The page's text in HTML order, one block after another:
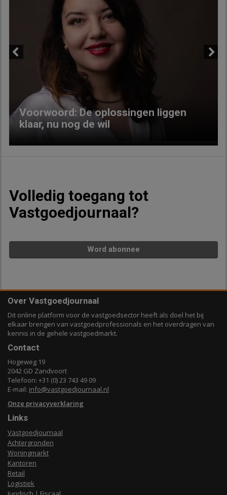
Voorwoord: De oplossingen liggen
klaar, nu nog de wil
Volledig toegang tot
Vastgoedjournaal?
Word abonnee
Over Vastgoedjournaal
Dit online platform voor de vastgoedsector heeft als doel het bij
elkaar brengen van vastgoedprofessionals en het overdragen van
kennis in de gehele vastgoedmarkt.
Contact
Hogeweg 19
2042 GD Zandvoort
Telefoon: +31 (0) 23 743 49 09
E-mail: info@vastgoedjournaal.nl
Onze privacyverklaring
Links
Vastgoedjournaal
Achtergronden
Woningmarkt
Kantoren
Retail
Logistiek